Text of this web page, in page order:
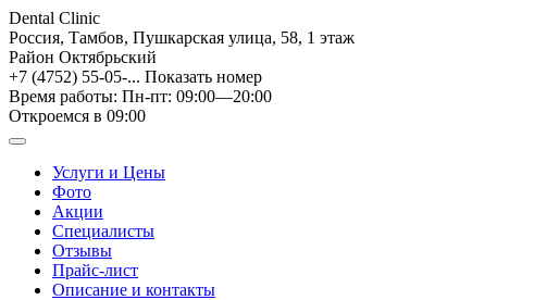
Dental Clinic
Россия, Тамбов, Пушкарская улица, 58, 1 этаж
Район Октябрьский
+7 (4752) 55-05-... Показать номер
Время работы: Пн-пт: 09:00—20:00
Откроемся в 09:00
Услуги и Цены
Фото
Акции
Специалисты
Отзывы
Прайс-лист
Описание и контакты